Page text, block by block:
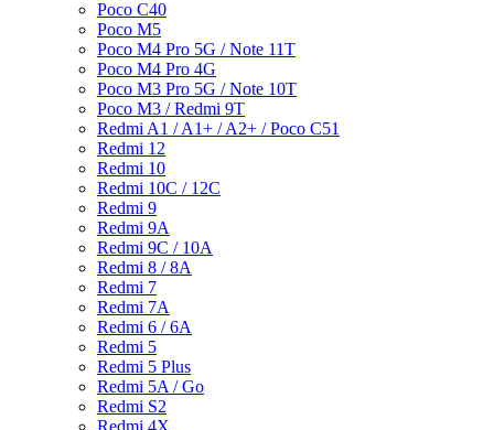
Poco C40
Poco M5
Poco M4 Pro 5G / Note 11T
Poco M4 Pro 4G
Poco M3 Pro 5G / Note 10T
Poco M3 / Redmi 9T
Redmi A1 / A1+ / A2+ / Poco C51
Redmi 12
Redmi 10
Redmi 10C / 12C
Redmi 9
Redmi 9A
Redmi 9C / 10A
Redmi 8 / 8A
Redmi 7
Redmi 7A
Redmi 6 / 6A
Redmi 5
Redmi 5 Plus
Redmi 5A / Go
Redmi S2
Redmi 4X